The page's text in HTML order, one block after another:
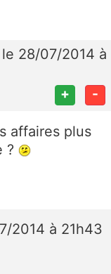
le 28/07/2014 à
+ -
affaires plus
?
2014 à 21h43